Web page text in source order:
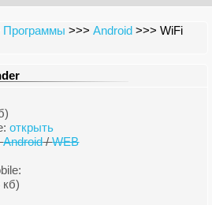
Программы >>>Android >>> WiFi
открыть
Android/WEB
кб)